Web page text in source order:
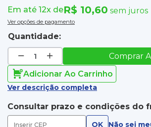
Em até 12x deR$ 10,60 sem juros
Ver opções de pagamento
Quantidade:
Comprar
Adicionar Ao Carrinho
Ver descrição completa
Consultar prazo e condições do
OK Não sei